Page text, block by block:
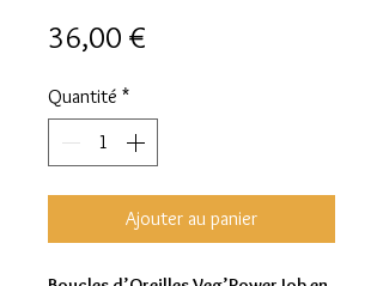
36,00 €
Quantité *
Ajouter au panier